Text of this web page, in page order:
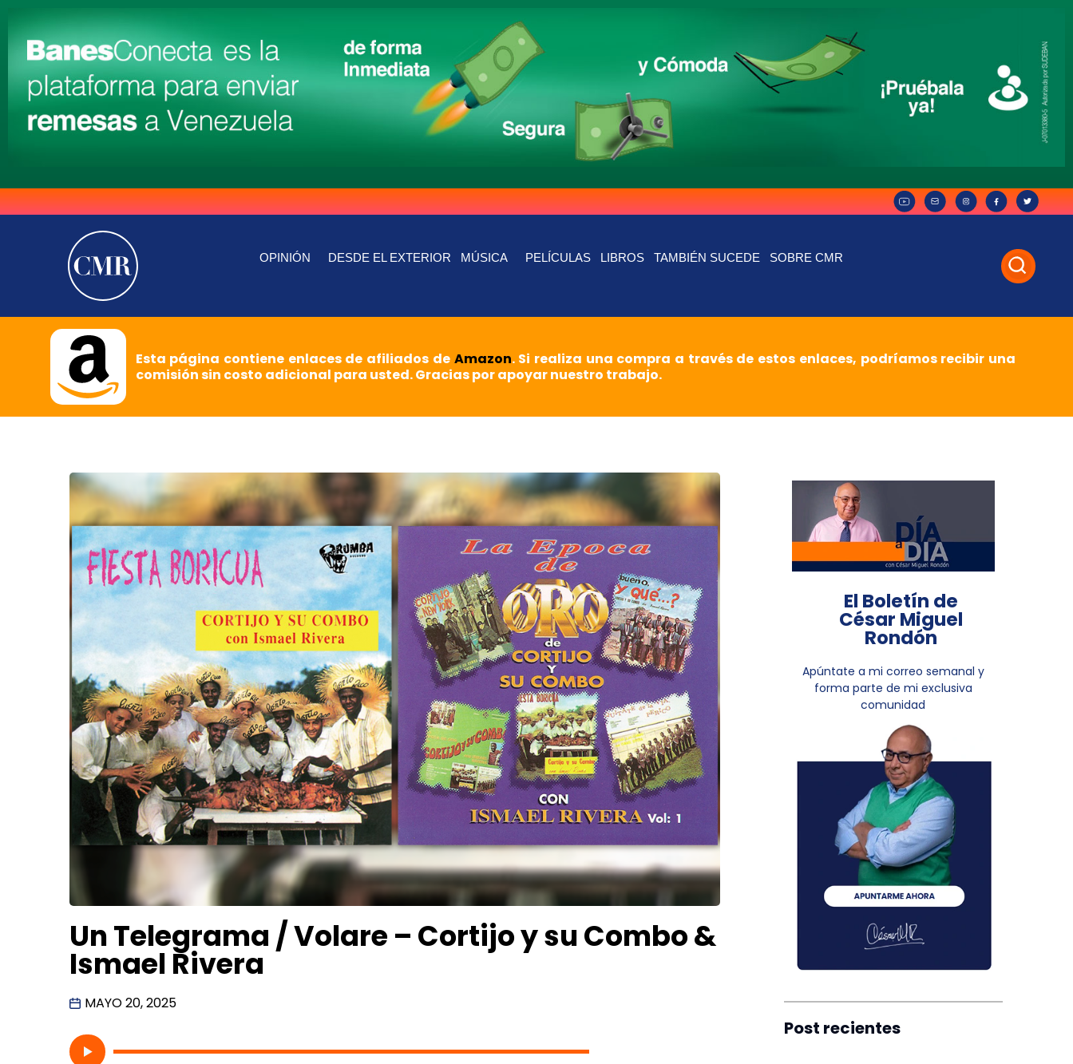
OPINIÓN DESDE EL EXTERIOR MÚSICA PELÍCULAS LIBROS TAMBIÉN SUCEDE SOBRE CMR
Esta página contiene enlaces de afiliados de Amazon. Si realiza una compra a través de estos enlaces, podríamos recibir una
comisión sin costo adicional para usted. Gracias por apoyar nuestro trabajo.
Un Telegrama / Volare – Cortijo y su Combo &
Ismael Rivera
MAYO 20, 2025
El Boletín de
César Miguel
Rondón
Apúntate a mi correo semanal y
forma parte de mi exclusiva
comunidad
Post recientes